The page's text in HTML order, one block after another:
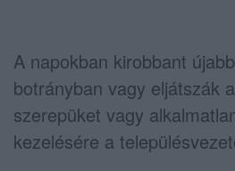
A napokban kirobbant
botrányban vagy eljátszák
szerepüket vagy
kezelésére a